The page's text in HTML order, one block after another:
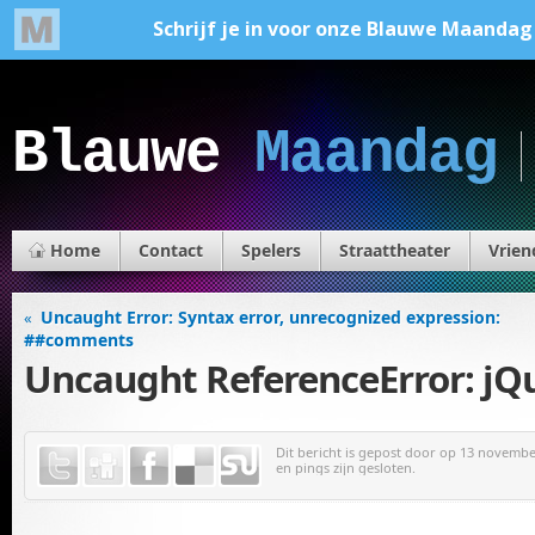
BlauweMaandag
Home Contact Spelers Straattheater
« Uncaught Error: Syntax error, unrecognized expression:
##comments
Uncaught ReferenceError:
Dit bericht is gepost door op 13
en pings zijn gesloten.